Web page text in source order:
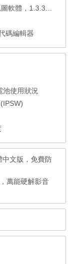
1.3.315 安裝版
碼編輯器
池使用狀況
文版，免費防
萬能硬解影音